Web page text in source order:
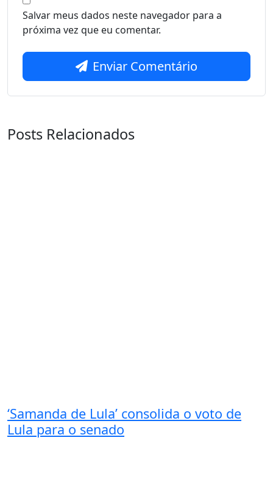
Salvar meus dados neste navegador para a
próxima vez que eu comentar.
Enviar Comentário
Posts Relacionados
‘Samanda de Lula’ consolida o voto de
Lula para o senado